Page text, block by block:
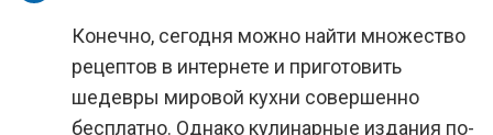
Конечно, сегодня можно найти множество
рецептов в интернете и приготовить
шедевры мировой кухни совершенно
бесплатно. Однако кулинарные издания по-